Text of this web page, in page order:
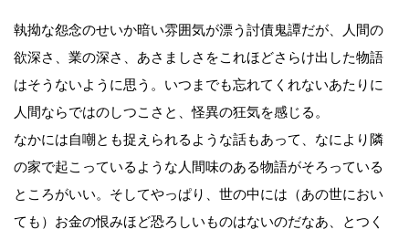
執拗な怨念のせいか暗い雰囲気が漂う討債鬼譚だが、人間の
欲深さ、業の深さ、あさましさをこれほどさらけ出した物語
はそうないように思う。いつまでも忘れてくれないあたりに
人間ならではのしつこさと、怪異の狂気を感じる。
なかには自嘲とも捉えられるような話もあって、なにより隣
の家で起こっているような人間味のある物語がそろっている
ところがいい。そしてやっぱり、世の中には（あの世におい
ても）お金の恨みほど恐ろしいものはないのだなあ、とつく